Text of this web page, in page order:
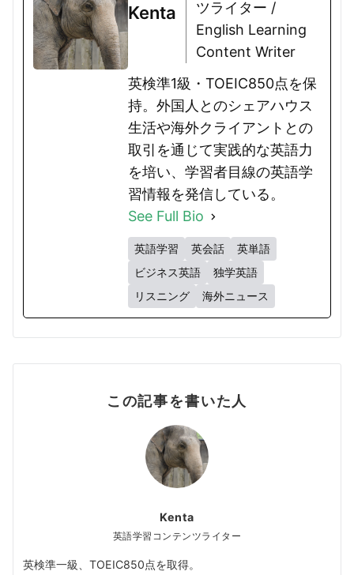
Kenta
ツライター /
English Learning
Content Writer
英検準1級・TOEIC850点を保
持。外国人とのシェアハウス
生活や海外クライアントとの
取引を通じて実践的な英語力
を培い、学習者目線の英語学
習情報を発信している。
See Full Bio
英語学習 英会話
英単語
ビジネス英語
独学英語
リスニング
海外ニュース
この記事を書いた人
Kenta
英語学習コンテンツライター
英検準一級、TOEIC850点を取得。